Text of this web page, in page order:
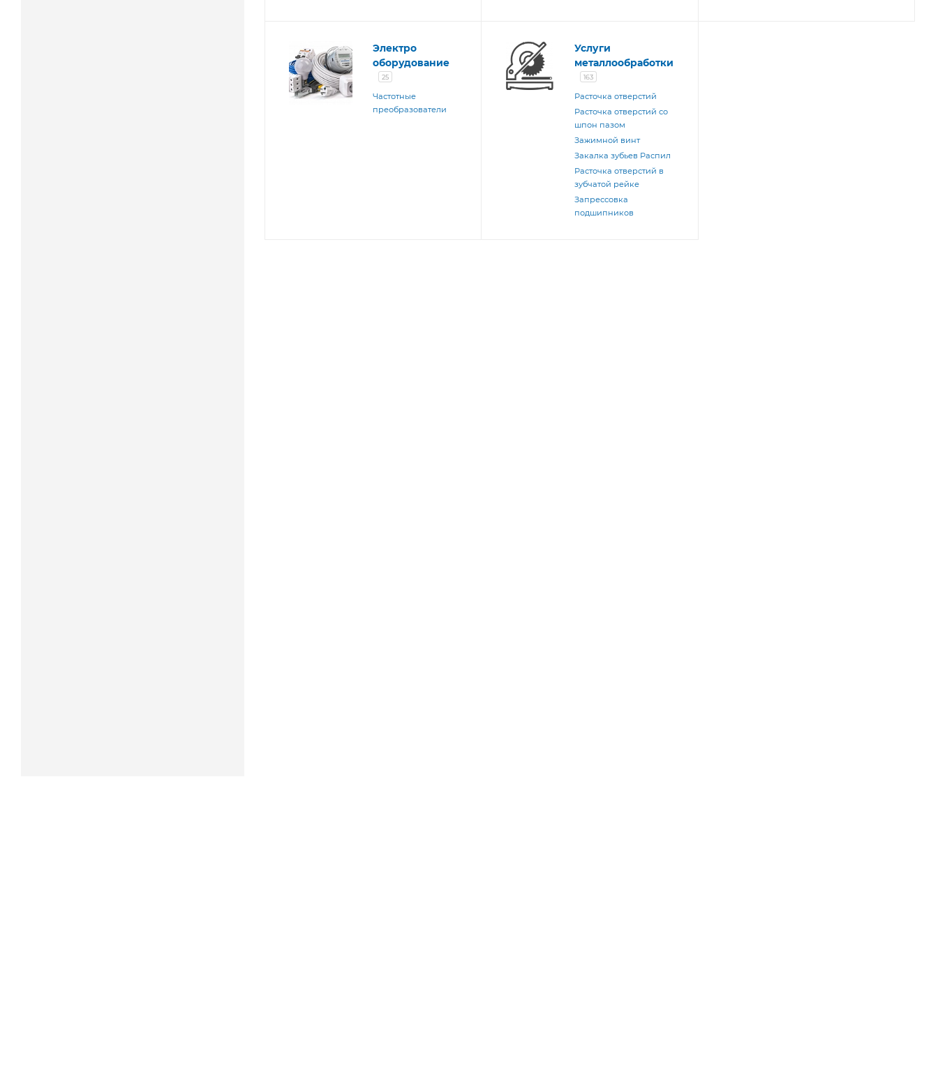
Электро
оборудование
25
Частотные
преобразователи
Услуги
металлообработки
163
Расточка отверстий
Расточка отверстий со
шпон пазом
Зажимной винт
Закалка зубьев Распил
Расточка отверстий в
зубчатой рейке
Запрессовка
подшипников